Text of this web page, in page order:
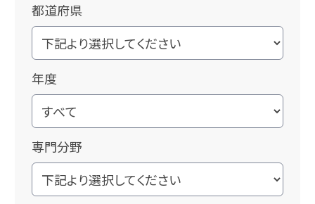
都道府県
年度
専門分野